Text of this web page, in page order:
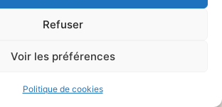
Refuser
Voir les préférences
Politique de cookies